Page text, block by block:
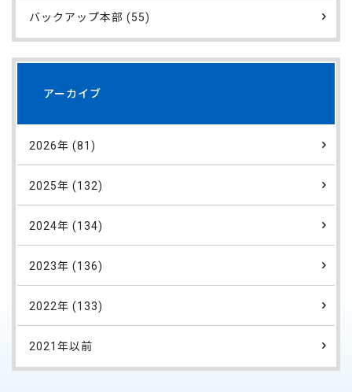
バックアップ本部 (55)
アーカイブ
2026年 (81)
2025年 (132)
2024年 (134)
2023年 (136)
2022年 (133)
2021年以前